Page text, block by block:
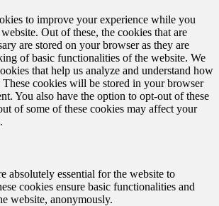
to improve your experience while you
Out of these, the cookies that are
are stored on your browser as they are
of basic functionalities of the website. We
that help us analyze and understand how
cookies will be stored in your browser
You also have the option to opt-out of these
of some of these cookies may affect your
absolutely essential for the website to
cookies ensure basic functionalities and
website, anonymously.